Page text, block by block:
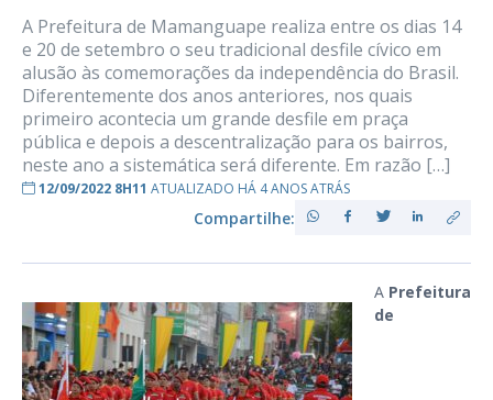
A Prefeitura de Mamanguape realiza entre os dias 14
e 20 de setembro o seu tradicional desfile cívico em
alusão às comemorações da independência do Brasil.
Diferentemente dos anos anteriores, nos quais
primeiro acontecia um grande desfile em praça
pública e depois a descentralização para os bairros,
neste ano a sistemática será diferente. Em razão […]
12/09/2022 8H11 ATUALIZADO HÁ 4 ANOS ATRÁS
Compartilhe:
A Prefeitura
de